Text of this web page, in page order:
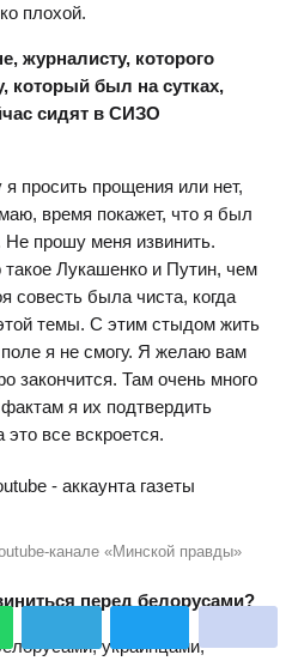
плохой.
журналисту, которого
который был на сутках,
сидят в СИЗО
просить прощения или нет,
время покажет, что я был
Не прошу меня извинить.
Лукашенко и Путин, чем
совесть была чиста, когда
темы. С этим стыдом жить
я не смогу. Я желаю вам
закончится. Там очень много
я их подтвердить
это все вскроется.
канале «Минской правды»
перед белорусами?
украинцами,